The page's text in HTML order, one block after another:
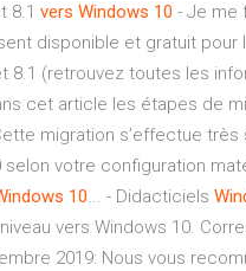
8.1 vers Windows 10 - Je me
disponible et gratuit pour
8.1 (retrouvez toutes les
cet article les étapes de
migration s’effectue
selon votre configuration
10... - Didacticiels
vers Windows 10.
2019: Nous vous